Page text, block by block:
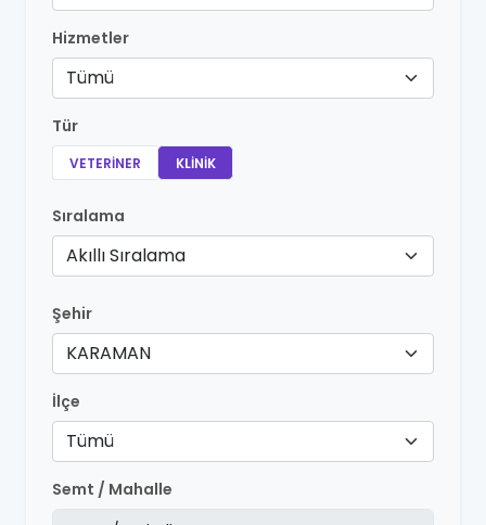
Hizmetler
Tümü
Tür
VETERINER KLINIK
Sıralama
Akıllı Sıralama
Şehir
KARAMAN
İlçe
Tümü
Semt / Mahalle